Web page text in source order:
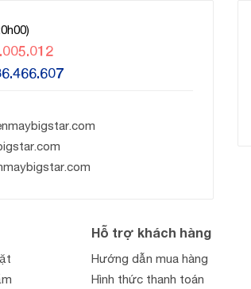
Hỗ trợ khách hàng
Hướng dẫn mua hàng
Hình thức thanh toán